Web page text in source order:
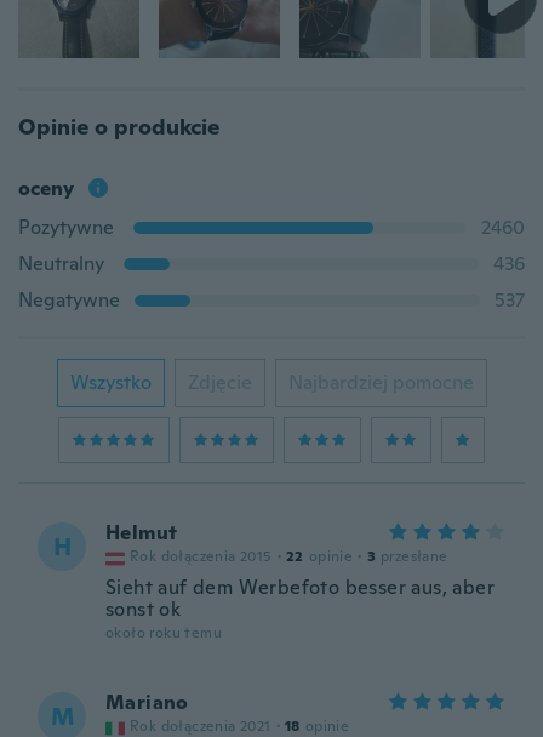
Opinie o produkcie
oceny
Pozytywne
2460
Neutralny
436
Negatywne
537
Wszystko Zdjęcie Najbardziej pomocne
H Helmut
Rok dołączenia 2015 · 22 opinie · 3 przesłane
Sieht auf dem Werbefoto besser aus, aber
sonst ok
około roku temu
M Mariano
Rok dołączenia 2021 · 18 opinie